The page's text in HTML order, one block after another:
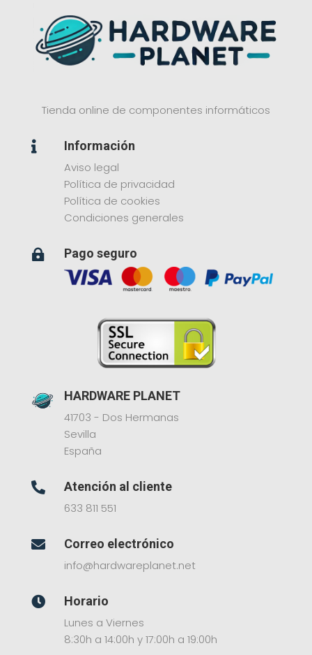
Tienda online de componentes informáticos

Información
Aviso legal
Política de privacidad
Política de cookies
Condiciones generales
 Pago seguro
HARDWARE PLANET
41703 - Dos Hermanas
Sevilla
España

Atención al cliente
633 811 551

Correo electrónico
info@hardwareplanet.net

Horario
Lunes a Viernes
8:30h a 14:00h y 17:00h a 19:00h